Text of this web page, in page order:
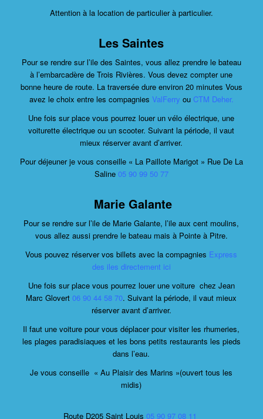
Attention à la location de particulier à particulier.
Les Saintes
Pour se rendre sur l’ile des Saintes, vous allez prendre le bateau
à l’embarcadère de Trois Rivières. Vous devez compter une
bonne heure de route. La traversée dure environ 20 minutes Vous
avez le choix entre les compagnies ValFerry ou CTM Deher.
Une fois sur place vous pourrez louer un vélo électrique, une
voiturette électrique ou un scooter. Suivant la période, il vaut
mieux réserver avant d’arriver.
Pour déjeuner je vous conseille « La Paillote Marigot » Rue De La
Saline 05 9099 50 77
Marie Galante
Pour se rendre sur l’ile de Marie Galante, l’ile aux cent moulins,
vous allez aussi prendre le bateau mais à Pointe à Pitre.
Vous pouvez réserver vos billets avec la compagnies Express
des iles directement ici
Une fois sur place vous pourrez louer une voiture chez Jean
Marc Glovert06 90 44 58 70. Suivant la période, il vaut mieux
réserver avant d’arriver.
Il faut une voiture pour vous déplacer pour visiter les rhumeries,
les plages paradisiaques et les bons petits restaurants les pieds
dans l’eau.
Je vous conseille « Au Plaisir des Marins »(ouvert tous les
midis)
Route D205 Saint Louis05 90 97 08 11